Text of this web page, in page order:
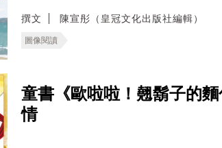
撰文 陳宣彤（皇冠文化出版社編輯）
圖像閱讀
童書《歐啦啦！翹鬍子的
情